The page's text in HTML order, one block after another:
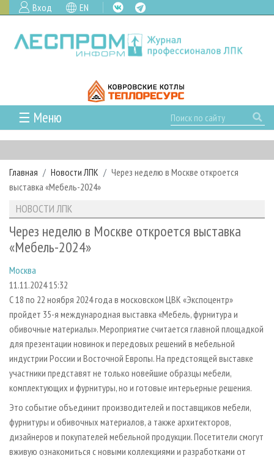
Вход EN
☰ Меню
ГЛАВНАЯ
РУБРИКИ И ТЕМЫ
РУБРИКИ ЖУРНАЛА
ЛЕСОЗАГОТОВКА
ЛЕСОПИЛЕНИЕ
СУШКА ДРЕВЕСИНЫ
ПРОИЗВОДСТВО ДРЕВЕСНЫХ ПЛИТ
ДЕРЕВЯННОЕ ДОМОСТРОЕНИЕ
ПРОИЗВОДСТВО МЕБЕЛИ
БИОЭНЕРГЕТИКА
ЦБП
ИНСТРУМЕНТ И МАТЕРИАЛЫ
НОВОСТИ
НОВОСТИ ЛПК
НОВОСТИ ЖУРНАЛА
ПРОЕКТЫ ЛПИ
АНАЛИТИКА
ПРЕДПРИЯТИЯ ЛПК
ПЕРСОНЫ
МОБИЛЬНЫЕ ВЫСТАВКИ
ОФИЦИАЛЬНЫЕ ДЕЛЕГАЦИИ
ПРИОРИТЕТНЫЕ ИНВЕСТПРОЕКТЫ
RUSSIAN FORESTRY REVIEW
ГАЗЕТА ЛЕСПРОМФОРУМ
БИБЛИОТЕКА СПЕЦИАЛИСТА
АРХИВ ЖУРНАЛОВ
О ЖУРНАЛЕ
КОНТАКТЫ
РЕКЛАМОДАТЕЛЯМ
РЕКЛАМА
РЕКЛАМА НА САЙТЕ
Главная Новости ЛПК
Через неделю в Москве откроется
выставка «Мебель-2024»
НОВОСТИ ЛПК
Через неделю в Москве откроется выставка
«Мебель-2024»
Москва
11.11.2024 15:32
С 18 по 22 ноября 2024 года в московском ЦВК «Экспоцентр»
пройдет 35-я международная выставка «Мебель, фурнитура и
обивочные материалы». Мероприятие считается главной площадкой
для презентации новинок и передовых решений в мебельной
индустрии России и Восточной Европы. На предстоящей выставке
участники представят не только новейшие образцы мебели,
комплектующих и фурнитуры, но и готовые интерьерные решения.
Это событие объединит производителей и поставщиков мебели,
фурнитуры и обивочных материалов, а также архитекторов,
дизайнеров и покупателей мебельной продукции. Посетители смогут
вживую ознакомиться с новыми коллекциями и разработками от